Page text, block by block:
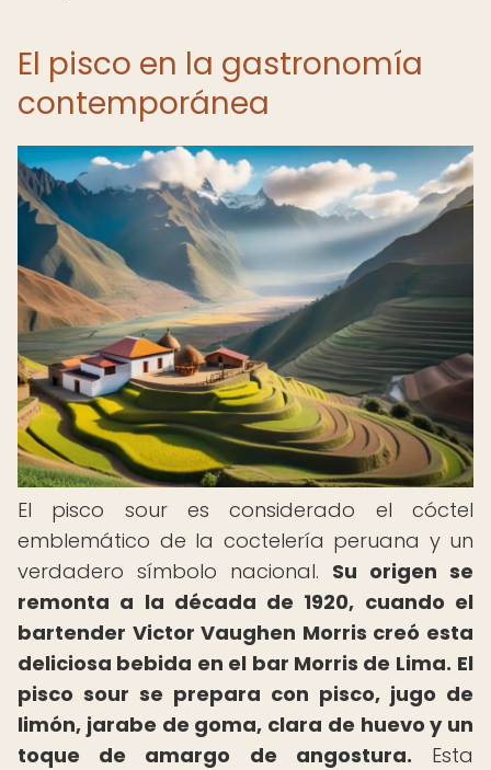
El pisco en la gastronomía
contemporánea
El pisco sour es considerado el cóctel
emblemático de la coctelería peruana y un
verdadero símbolo nacional. Su origen se
remonta a la década de 1920, cuando el
bartender Victor Vaughen Morris creó esta
deliciosa bebida en el bar Morris de Lima. El
pisco sour se prepara con pisco, jugo de
limón, jarabe de goma, clara de huevo y un
toque de amargo de angostura. Esta